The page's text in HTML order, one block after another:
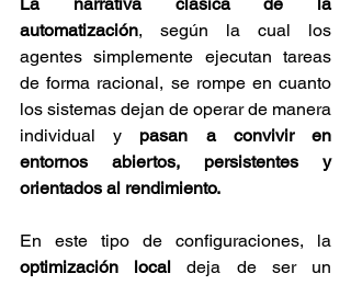
La narrativa clásica de la
automatización, según la cual los
agentes simplemente ejecutan tareas
de forma racional, se rompe en cuanto
los sistemas dejan de operar de manera
individual y pasan a convivir en
entornos abiertos, persistentes y
orientados al rendimiento.
optimización local deja de ser un